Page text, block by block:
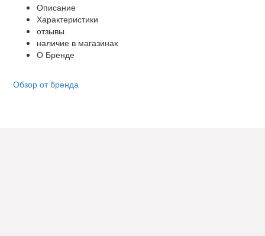
Описание
Характеристики
отзывы
наличие в магазинах
О Бренде
Обзор от бренда